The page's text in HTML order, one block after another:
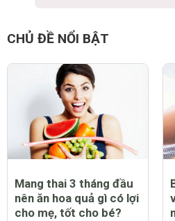
CHỦ ĐỀ NỔI BẬT
Mang thai 3 tháng đầu
nên ăn hoa quả gì có lợi
cho mẹ, tốt cho bé?